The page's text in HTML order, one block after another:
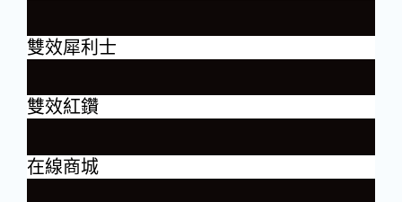
雙效犀利士
雙效紅鑽
在線商城